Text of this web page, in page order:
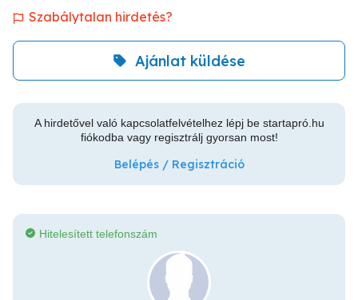
Szabálytalan hirdetés?
Ajánlat küldése
A hirdetővel való kapcsolatfelvételhez lépj be startapró.hu
fiókodba vagy regisztrálj gyorsan most!
Belépés / Regisztráció
Hitelesített telefonszám